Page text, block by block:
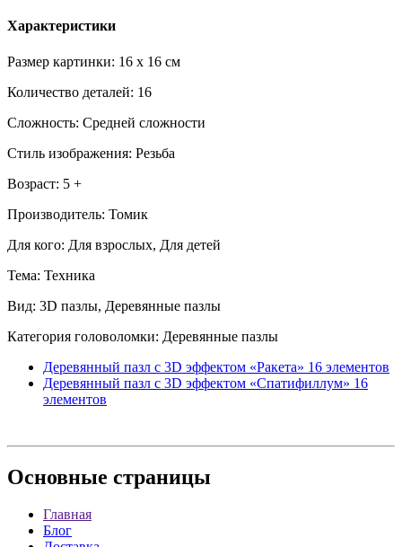
Характеристики
Размер картинки: 16 x 16 см
Количество деталей: 16
Сложность: Средней сложности
Стиль изображения: Резьба
Возраст: 5 +
Производитель: Томик
Для кого: Для взрослых, Для детей
Тема: Техника
Вид: 3D пазлы, Деревянные пазлы
Категория головоломки: Деревянные пазлы
Деревянный пазл с 3D эффектом «Ракета» 16 элементов
Деревянный пазл с 3D эффектом «Спатифиллум» 16
элементов
Основные страницы
Главная
Блог